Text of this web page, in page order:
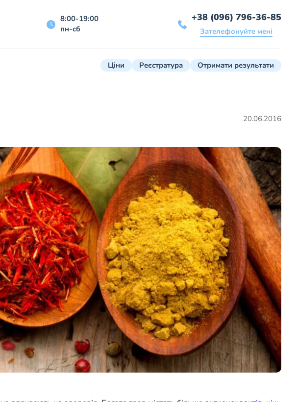
8:00-19:00
пн-сб
+38 (096) 796-36-85
Зателефонуйте мені
Ціни Реєстратура Отримати результати
20.06.2016